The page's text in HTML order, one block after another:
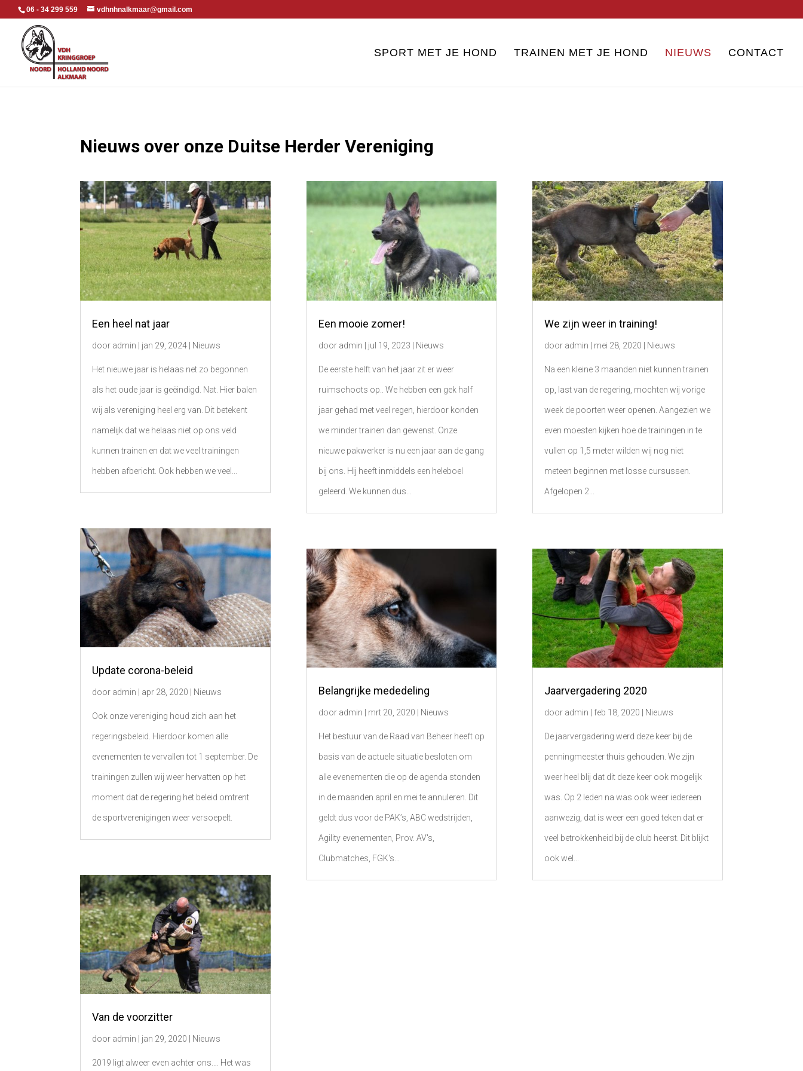
06 - 34 299 559 vdhnhnalkmaar@gmail.com
SPORT MET JE HOND TRAINEN MET JE HOND NIEUWS CONTACT
Nieuws over onze Duitse Herder Vereniging
Een heel nat jaar
door admin | jan 29, 2024 | Nieuws
Het nieuwe jaar is helaas net zo begonnen
als het oude jaar is geëindigd. Nat. Hier balen
wij als vereniging heel erg van. Dit betekent
namelijk dat we helaas niet op ons veld
kunnen trainen en dat we veel trainingen
hebben afbericht. Ook hebben we veel...
Update corona-beleid
door admin apr 28, 2020 Nieuws
Ook onze vereniging houd zich aan het
regeringsbeleid. Hierdoor komen alle
evenementen te vervallen tot 1 september. De
trainingen zullen wij weer hervatten op het
moment dat de regering het beleid omtrent
de sportverenigingen weer versoepelt.
Van de voorzitter
door admin jan 29, 2020 Nieuws
2019 ligt alweer even achter ons…. Het was
Een mooie zomer!
door admin | jul 19, 2023 | Nieuws
De eerste helft van het jaar zit er weer
ruimschoots op.. We hebben een gek half
jaar gehad met veel regen, hierdoor konden
we minder trainen dan gewenst. Onze
nieuwe pakwerker is nu een jaar aan de gang
bij ons. Hij heeft inmiddels een heleboel
geleerd. We kunnen dus...
Belangrijke mededeling
door admin mrt 20, 2020 Nieuws
Het bestuur van de Raad van Beheer heeft op
basis van de actuele situatie besloten om
alle evenementen die op de agenda stonden
in de maanden april en mei te annuleren. Dit
geldt dus voor de PAK’s, ABC wedstrijden,
Agility evenementen, Prov. AV's,
Clubmatches, FGK's...
We zijn weer in training!
door admin | mei 28, 2020 | Nieuws
Na een kleine 3 maanden niet kunnen trainen
op, last van de regering, mochten wij vorige
week de poorten weer openen. Aangezien we
even moesten kijken hoe de trainingen in te
vullen op 1,5 meter wilden wij nog niet
meteen beginnen met losse cursussen.
Afgelopen 2...
Jaarvergadering 2020
door admin feb 18, 2020 Nieuws
De jaarvergadering werd deze keer bij de
penningmeester thuis gehouden. We zijn
weer heel blij dat dit deze keer ook mogelijk
was. Op 2 leden na was ook weer iedereen
aanwezig, dat is weer een goed teken dat er
veel betrokkenheid bij de club heerst. Dit blijkt
ook wel...